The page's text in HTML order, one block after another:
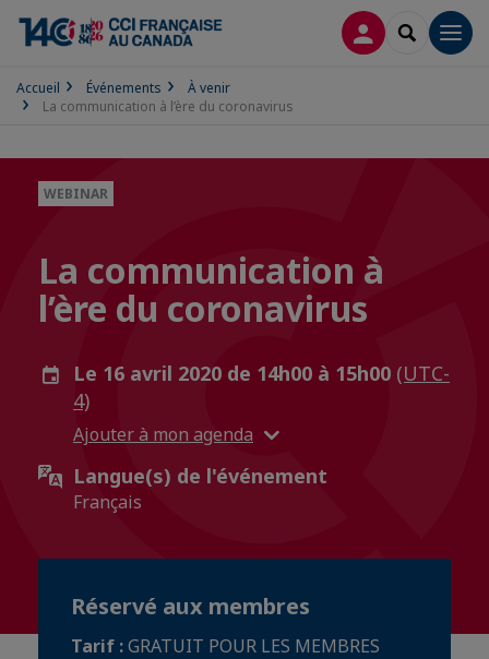
CONNEXION
Accueil Événements
À venir
La communication à l’ère du coronavirus
WEBINAR
La communication à
l’ère du coronavirus
Le 16 avril 2020 de 14h00 à 15h00 (UTC-
4)
Ajouter à mon agenda
Langue(s) de l'événement
Français
Réservé aux membres
Tarif :GRATUIT POUR LES MEMBRES